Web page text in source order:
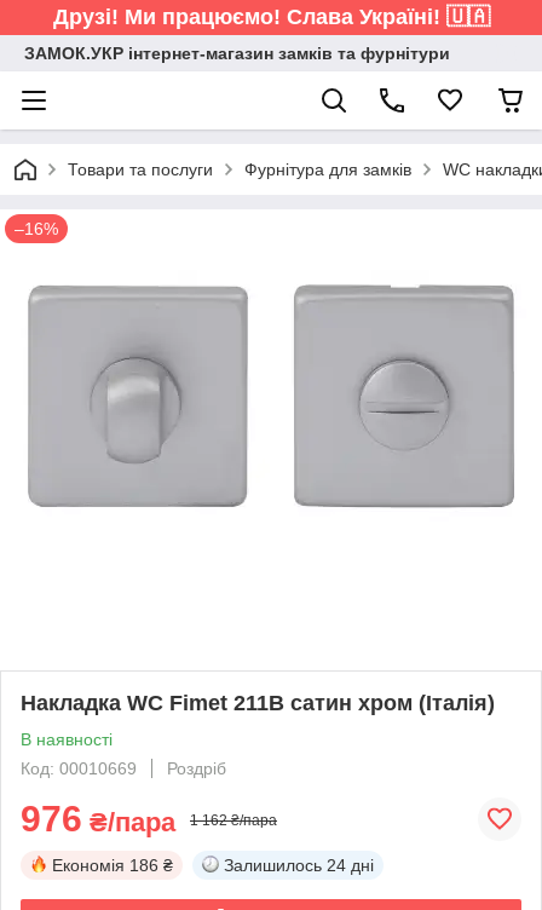
Друзі! Ми працюємо! Слава Україні! 🇺🇦
ЗАМОК.УКР інтернет-магазин замків та фурнітури
Товари та послуги Фурнітура для замків WC
–16%
Накладка WC Fimet 211B сатин хром (Італія)
В наявності
Код: 00010669
Роздріб
976 ₴/пара 1 162 ₴/пара
Економія 186 ₴ Залишилось 24 дні